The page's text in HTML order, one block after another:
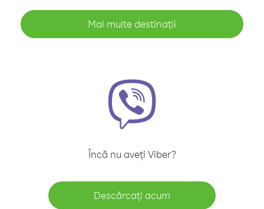
Mai multe destinații
Încă nu aveți Viber?
Descărcați acum